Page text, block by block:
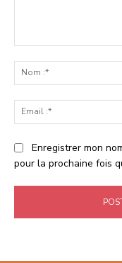
Enregistrer mon
pour la prochaine fois